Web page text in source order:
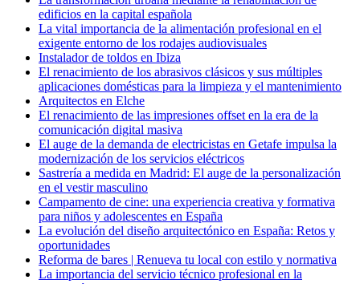
edificios en la capital española
La vital importancia de la alimentación profesional en el
exigente entorno de los rodajes audiovisuales
Instalador de toldos en Ibiza
El renacimiento de los abrasivos clásicos y sus múltiples
aplicaciones domésticas para la limpieza y el mantenimiento
Arquitectos en Elche
El renacimiento de las impresiones offset en la era de la
comunicación digital masiva
El auge de la demanda de electricistas en Getafe impulsa la
modernización de los servicios eléctricos
Sastrería a medida en Madrid: El auge de la personalización
en el vestir masculino
Campamento de cine: una experiencia creativa y formativa
para niños y adolescentes en España
La evolución del diseño arquitectónico en España: Retos y
oportunidades
Reforma de bares | Renueva tu local con estilo y normativa
La importancia del servicio técnico profesional en la